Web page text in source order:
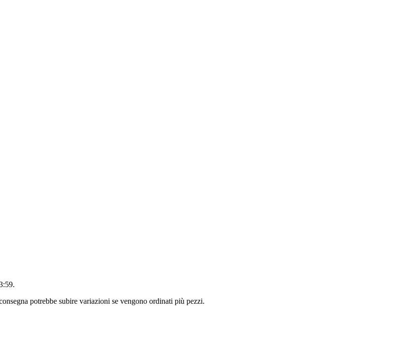
.
potrebbe subire variazioni se vengono ordinati più pezzi.